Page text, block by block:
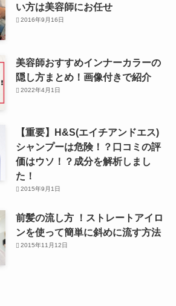
い方は美容師にお任せ
2016年9月16日
美容師おすすめインナーカラーの
隠し方まとめ！画像付きで紹介
2022年4月1日
【重要】H&S(エイチアンドエス)
シャンプーは危険！？口コミの評
価はウソ！？成分を解析しまし
た！
2015年9月1日
前髪の流し方 ！ストレートアイロ
ンを使って簡単に斜めに流す方法
2015年11月12日